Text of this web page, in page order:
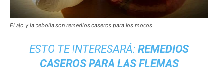
El ajo y la cebolla son remedios caseros para los mocos
ESTO TE INTERESARÁ: REMEDIOS
CASEROS PARA LAS FLEMAS